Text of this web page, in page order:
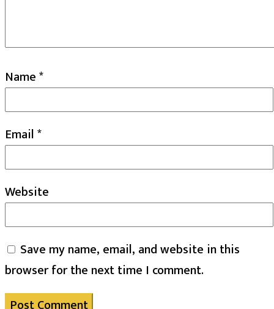
Name*
Email*
Website
Save my name, email, and website in this
browser for the next time I comment.